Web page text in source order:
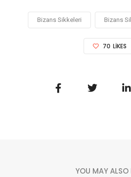
Bizans Sikkeleri Bizans
70 LIKES
YOU MAY ALSO